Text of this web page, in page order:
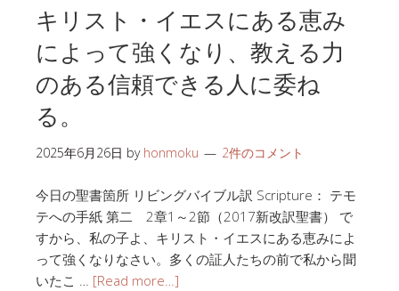
キリスト・イエスにある恵み
によって強くなり、教える力
のある信頼できる人に委ね
る。
2025年6月26日 by honmoku 2件のコメント
今日の聖書箇所 リビングバイブル訳 Scripture： テモ
テへの手紙 第二 2章1～2節（2017新改訳聖書） で
すから、私の子よ、キリスト・イエスにある恵みによ
って強くなりなさい。多くの証人たちの前で私から聞
いたこ … [Read more…]